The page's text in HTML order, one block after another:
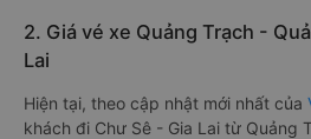
2. Giá vé xe Quảng Trạch -
Lai
Hiện tại, theo cập nhật mới nhất của
khách đi Chư Sê - Gia Lai từ Quảng